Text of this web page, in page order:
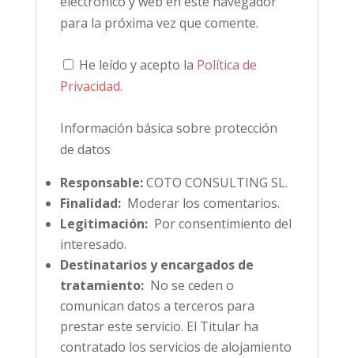
para la próxima vez que comente.
He leído y acepto la Política de
Privacidad.
Información básica sobre protección
de datos
Responsable:COTO CONSULTING SL.
Finalidad:Moderar los comentarios.
Legitimación:Por consentimiento del
interesado.
Destinatarios y encargados de
tratamiento:No se ceden o
comunican datos a terceros para
prestar este servicio. El Titular ha
contratado los servicios de alojamiento